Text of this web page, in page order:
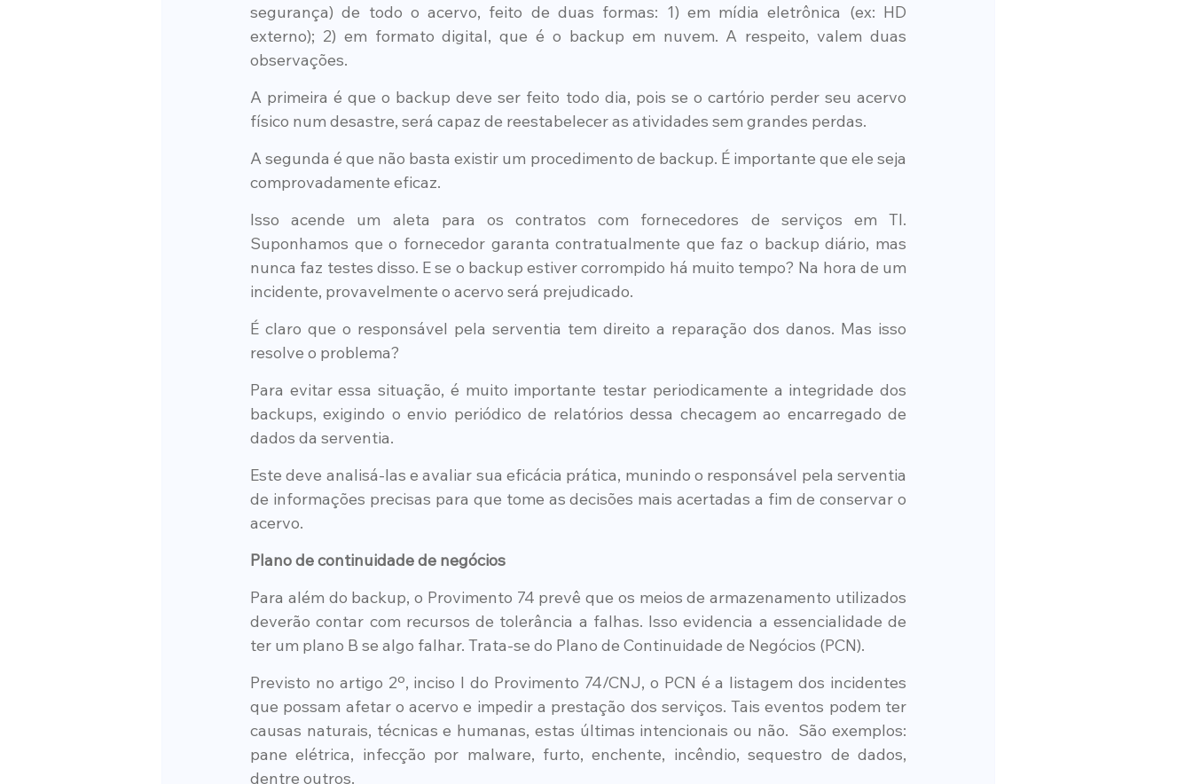
segurança) de todo o acervo, feito de duas formas: 1) em mídia eletrônica (ex: HD
externo); 2) em formato digital, que é o backup em nuvem. A respeito, valem duas
observações.
A primeira é que o backup deve ser feito todo dia, pois se o cartório perder seu acervo
físico num desastre, será capaz de reestabelecer as atividades sem grandes perdas.
A segunda é que não basta existir um procedimento de backup. É importante que ele seja
comprovadamente eficaz.
Isso acende um aleta para os contratos com fornecedores de serviços em TI.
Suponhamos que o fornecedor garanta contratualmente que faz o backup diário, mas
nunca faz testes disso. E se o backup estiver corrompido há muito tempo? Na hora de um
incidente, provavelmente o acervo será prejudicado.
É claro que o responsável pela serventia tem direito a reparação dos danos. Mas isso
resolve o problema?
Para evitar essa situação, é muito importante testar periodicamente a integridade dos
backups, exigindo o envio periódico de relatórios dessa checagem ao encarregado de
dados da serventia.
Este deve analisá-las e avaliar sua eficácia prática, munindo o responsável pela serventia
de informações precisas para que tome as decisões mais acertadas a fim de conservar o
acervo.
Plano de continuidade de negócios
Para além do backup, o Provimento 74 prevê que os meios de armazenamento utilizados
deverão contar com recursos de tolerância a falhas. Isso evidencia a essencialidade de
ter um plano B se algo falhar. Trata-se do Plano de Continuidade de Negócios (PCN).
Previsto no artigo 2º, inciso I do Provimento 74/CNJ, o PCN é a listagem dos incidentes
que possam afetar o acervo e impedir a prestação dos serviços. Tais eventos podem ter
causas naturais, técnicas e humanas, estas últimas intencionais ou não.  São exemplos:
pane elétrica, infecção por malware, furto, enchente, incêndio, sequestro de dados,
dentre outros.